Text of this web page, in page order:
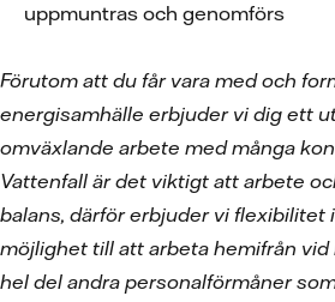
uppmuntras och genomförs
Förutom att du får vara med och
energisamhälle erbjuder vi dig ett
omväxlande arbete med många
Vattenfall är det viktigt att arbete
balans, därför erbjuder vi flexibilitet
möjlighet till att arbeta hemifrån vid
hel del andra personalförmåner